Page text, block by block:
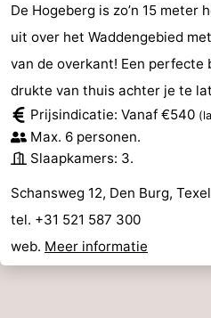
De Hogeberg is zo’n 15 meter
uit over het Waddengebied
van de overkant! Een perfecte
drukte van thuis achter je te
Prijsindicatie: Vanaf €540
Max. 6 personen.
Slaapkamers: 3.
Schansweg 12, Den Burg, Texel
tel. +31 521 587 300
web. Meer informatie